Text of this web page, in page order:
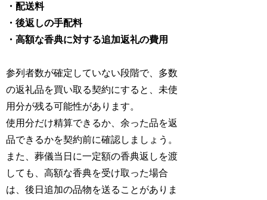
・配送料
・後返しの手配料
・高額な香典に対する追加返礼の費用
参列者数が確定していない段階で、多数
の返礼品を買い取る契約にすると、未使
用分が残る可能性があります。
使用分だけ精算できるか、余った品を返
品できるかを契約前に確認しましょう。
また、葬儀当日に一定額の香典返しを渡
しても、高額な香典を受け取った場合
は、後日追加の品物を送ることがありま